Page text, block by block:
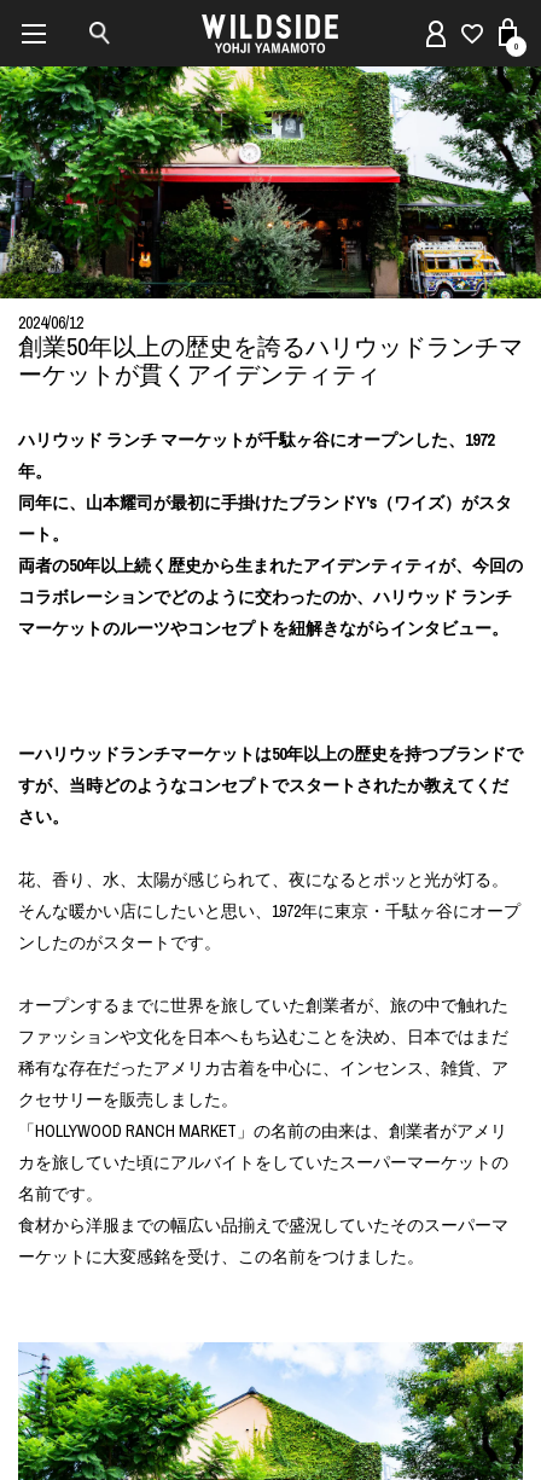
0
2024/06/12
創業50年以上の歴史を誇るハリウッドランチマ
ーケットが貫くアイデンティティ
ハリウッド ランチ マーケットが千駄ヶ谷にオープンした、1972
年。
同年に、山本耀司が最初に手掛けたブランドY's（ワイズ）がスタ
ート。
両者の50年以上続く歴史から生まれたアイデンティティが、今回の
コラボレーションでどのように交わったのか、ハリウッド ランチ
マーケットのルーツやコンセプトを紐解きながらインタビュー。
ーハリウッドランチマーケットは50年以上の歴史を持つブランドで
すが、当時どのようなコンセプトでスタートされたか教えてくだ
さい。
花、香り、水、太陽が感じられて、夜になるとポッと光が灯る。
そんな暖かい店にしたいと思い、1972年に東京・千駄ヶ谷にオープ
ンしたのがスタートです。
オープンするまでに世界を旅していた創業者が、旅の中で触れた
ファッションや文化を日本へもち込むことを決め、日本ではまだ
稀有な存在だったアメリカ古着を中心に、インセンス、雑貨、ア
クセサリーを販売しました。
「HOLLYWOOD RANCH MARKET」の名前の由来は、創業者がアメリ
カを旅していた頃にアルバイトをしていたスーパーマーケットの
名前です。
食材から洋服までの幅広い品揃えで盛況していたそのスーパーマ
ーケットに大変感銘を受け、この名前をつけました。